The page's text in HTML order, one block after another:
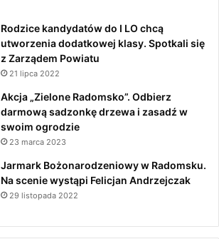
Rodzice kandydatów do I LO chcą
utworzenia dodatkowej klasy. Spotkali się
z Zarządem Powiatu
21 lipca 2022
Akcja „Zielone Radomsko”. Odbierz
darmową sadzonkę drzewa i zasadź w
swoim ogrodzie
23 marca 2023
Jarmark Bożonarodzeniowy w Radomsku.
Na scenie wystąpi Felicjan Andrzejczak
29 listopada 2022